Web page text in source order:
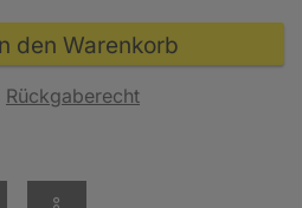
den Warenkorb
Rückgaberecht